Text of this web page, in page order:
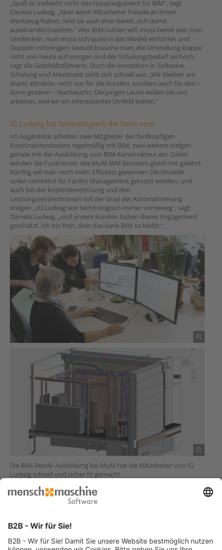
„Spaß ist vielleicht nicht das Hauptargument für BIM“, sagt
Daniela Ludwig. „Aber wenn Mitarbeiter Freude an ihrem
Werkzeug haben, sind sie auch eher bereit, sich damit
auseinanderzusetzen.“ Wer BIM nutzen will, muss bereit sein zum
Umdenken, man muss sich quasi in das Modell einfühlen und
Disziplin mitbringen. Geduld brauche man, die Umstellung klappe
nicht von heute auf morgen und der Schulungsbedarf sei hoch,
sagt die Geschäftsführerin. Doch die Investition in Software,
Schulung und Arbeitszeit zahlt sich schnell aus: „Wir bleiben am
Markt attraktiv, nicht nur für die Kunden, sondern auch für den –
dünn gesäten – Nachwuchs: Die jungen Leute wollen bei uns
arbeiten, weil wir ein interessantes Umfeld bieten.“
IG Ludwig hat technologisch die Nase vorn
Im Augenblick arbeiten zwei Mitglieder des fünfköpfigen
Konstruktionsteams regelmäßig mit BIM, zwei weitere steigen
gerade mit der Ausbildung zum BIM-Konstrukteur ein. Dabei
werden die Funktionen des MuM BIM Boosters gleich mit gelehrt.
Künftig will man noch mehr Effizienz gewinnen: Die Modelle
sollen vermehrt für Facility Management genutzt werden, und
auch bei der Kostenberechnung und den
Leistungsverzeichnissen soll der Grad der Automatisierung
steigen. „IG Ludwig war technologisch immer vorneweg“, sagt
Daniela Ludwig, „und unsere Kunden haben dieses Engagement
geschätzt. Ich bin froh, dass das dank BIM so bleibt.“
Die BIM-Ready-Ausbildung bei MuM hat die Mitarbeiter von IG
Ludwig schnell und sicher fit gemacht
Sie haben ähnliche Anforderungen und suchen eine Lösung?
Jetzt Kontakt aufnehmen